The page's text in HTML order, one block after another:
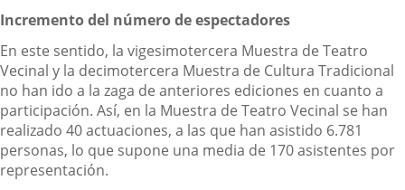
Incremento del número de espectadores
En este sentido, la vigesimotercera Muestra de Teatro
Vecinal y la decimotercera Muestra de Cultura Tradicional
no han ido a la zaga de anteriores ediciones en cuanto a
participación. Así, en la Muestra de Teatro Vecinal se han
realizado 40 actuaciones, a las que han asistido 6.781
personas, lo que supone una media de 170 asistentes por
representación.